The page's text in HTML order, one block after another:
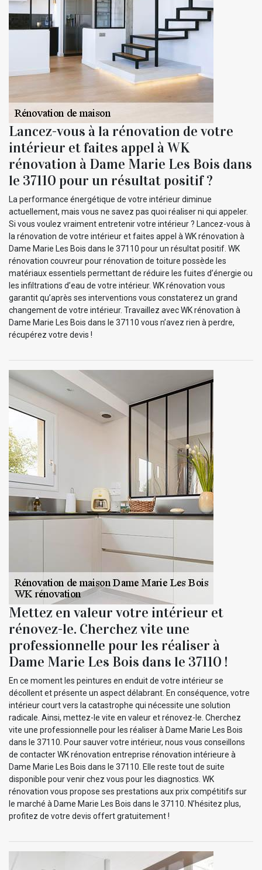
Lancez-vous à la rénovation de votre
intérieur et faites appel à WK
rénovation à Dame Marie Les Bois dans
le 37110 pour un résultat positif ?
La performance énergétique de votre intérieur diminue
actuellement, mais vous ne savez pas quoi réaliser ni qui appeler.
Si vous voulez vraiment entretenir votre intérieur ? Lancez-vous à
la rénovation de votre intérieur et faites appel à WK rénovation à
Dame Marie Les Bois dans le 37110 pour un résultat positif. WK
rénovation couvreur pour rénovation de toiture possède les
matériaux essentiels permettant de réduire les fuites d’énergie ou
les infiltrations d’eau de votre intérieur. WK rénovation vous
garantit qu’après ses interventions vous constaterez un grand
changement de votre intérieur. Travaillez avec WK rénovation à
Dame Marie Les Bois dans le 37110 vous n’avez rien à perdre,
récupérez votre devis !
Mettez en valeur votre intérieur et
rénovez-le. Cherchez vite une
professionnelle pour les réaliser à
Dame Marie Les Bois dans le 37110 !
En ce moment les peintures en enduit de votre intérieur se
décollent et présente un aspect délabrant. En conséquence, votre
intérieur court vers la catastrophe qui nécessite une solution
radicale. Ainsi, mettez-le vite en valeur et rénovez-le. Cherchez
vite une professionnelle pour les réaliser à Dame Marie Les Bois
dans le 37110. Pour sauver votre intérieur, nous vous conseillons
de contacter WK rénovation entreprise rénovation intérieure à
Dame Marie Les Bois dans le 37110. Elle reste tout de suite
disponible pour venir chez vous pour les diagnostics. WK
rénovation vous propose ses prestations aux prix compétitifs sur
le marché à Dame Marie Les Bois dans le 37110. N’hésitez plus,
profitez de votre devis offert gratuitement !